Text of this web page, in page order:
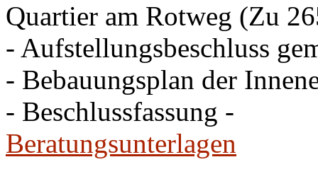
Quartier am Rotweg (Zu
- Aufstellungsbeschluss
- Bebauungsplan der
- Beschlussfassung -
Beratungsunterlagen